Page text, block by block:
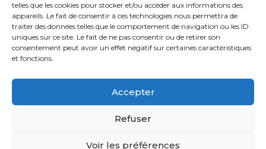
telles que les cookies pour stocker et/ou accéder aux informations des
appareils. Le fait de consentir à ces technologies nous permettra de
traiter des données telles que le comportement de navigation ou les ID
uniques sur ce site. Le fait de ne pas consentir ou de retirer son
consentement peut avoir un effet négatif sur certaines caractéristiques
et fonctions.
Accepter
Refuser
Voir les préférences
0477/29 16 14
0471/21 01 08
Heures d’ouverture
Samedi de 10h à 18h
Sur rendez-vous tous les autres jours.